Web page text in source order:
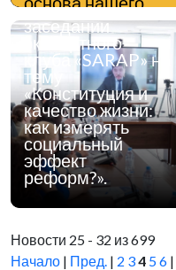
единства:
образование,
наука, инновации,
культура».
докладом на
заседании
экспертного
клуба «SARAP» на
тему
«Конституция и
качество жизни:
как измерять
социальный
эффект
реформ?».
Новости 25 - 32 из 699
Начало | Пред. | 2 34 56 |